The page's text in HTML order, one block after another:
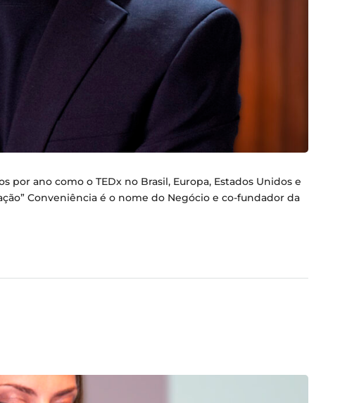
por ano como o TEDx no Brasil, Europa, Estados Unidos e
Conveniência é o nome do Negócio e co-fundador da